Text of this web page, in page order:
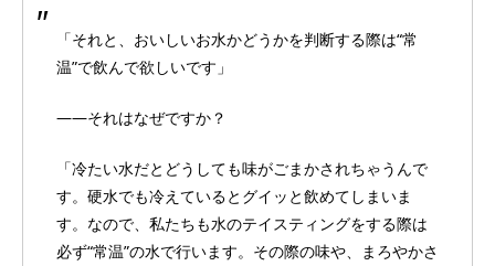
「それと、おいしいお水かどうかを判断する際は“常
温”で飲んで欲しいです」
――それはなぜですか？
「冷たい水だとどうしても味がごまかされちゃうんで
す。硬水でも冷えているとグイッと飲めてしまいま
す。なので、私たちも水のテイスティングをする際は
必ず“常温”の水で行います。その際の味や、まろやかさ